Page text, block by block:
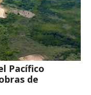
Pacífico
de